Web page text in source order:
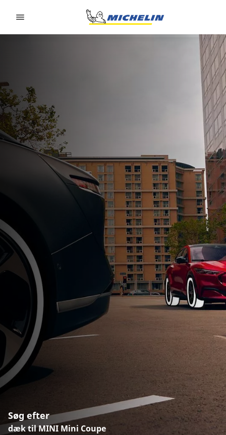
Søg efter
dæk til MINI Mini Coupe